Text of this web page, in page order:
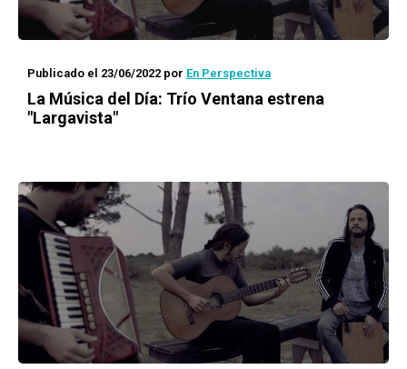
Publicado el 23/06/2022 por En Perspectiva
La Música del Día: Trío Ventana estrena
"Largavista"